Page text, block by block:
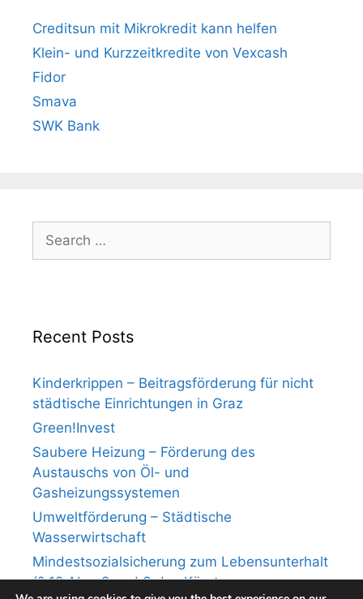
Creditsun mit Mikrokredit kann helfen
Klein- und Kurzzeitkredite von Vexcash
Fidor
Smava
SWK Bank
Search
for:
Recent Posts
Kinderkrippen – Beitragsförderung für nicht
städtische Einrichtungen in Graz
Green!Invest
Saubere Heizung – Förderung des
Austauschs von Öl- und
Gasheizungssystemen
Umweltförderung – Städtische
Wasserwirtschaft
Mindestsozialsicherung zum Lebensunterhalt
(§ 12 Abs. 2 und 3 des Kärntner